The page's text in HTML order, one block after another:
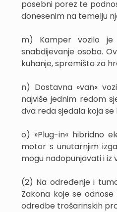
posebni porez te
donesenim na temelju
m) Kamper vozilo je
snabdijevanje osoba.
kuhanje, spremišta za
n) Dostavna »van«
najviše jednim redom
dva reda sjedala koja
o) »Plug-in« hibridno
motor s unutarnjim
mogu nadopunjavati i iz
(2) Na određenje i
Zakona koje se
odredbe trošarinskih